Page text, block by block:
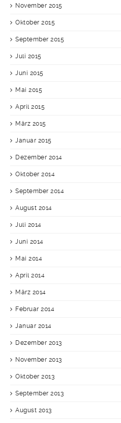
November 2015
Oktober 2015
September 2015
Juli 2015
Juni 2015
Mai 2015
April 2015
März 2015
Januar 2015
Dezember 2014
Oktober 2014
September 2014
August 2014
Juli 2014
Juni 2014
Mai 2014
April 2014
März 2014
Februar 2014
Januar 2014
Dezember 2013
November 2013
Oktober 2013
September 2013
August 2013